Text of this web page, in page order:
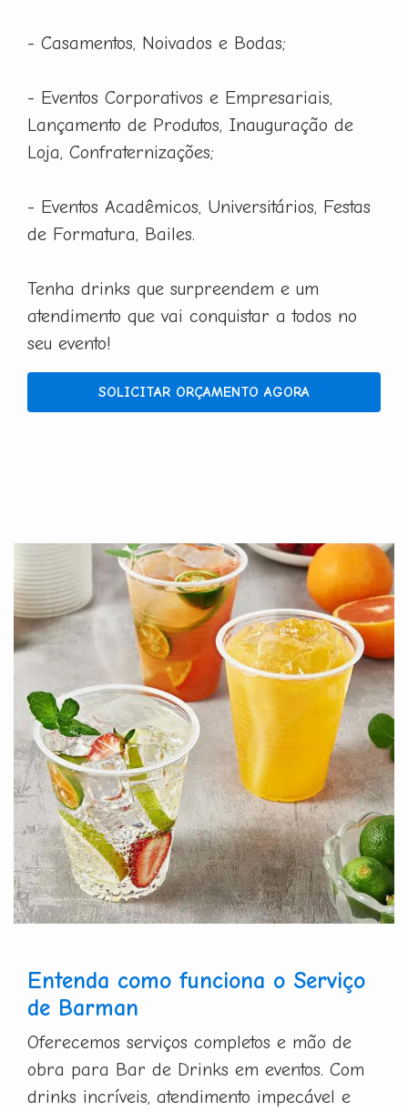
- Casamentos, Noivados e Bodas;
- Eventos Corporativos e Empresariais,
Lançamento de Produtos, Inauguração de
Loja, Confraternizações;
- Eventos Acadêmicos, Universitários, Festas
de Formatura, Bailes.
Tenha drinks que surpreendem e um
atendimento que vai conquistar a todos no
seu evento!
SOLICITAR ORÇAMENTO AGORA
Entenda como funciona o Serviço
de Barman
Oferecemos serviços completos e mão de
obra para Bar de Drinks em eventos. Com
drinks incríveis, atendimento impecável e